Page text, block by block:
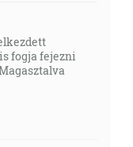
fogja fejezni